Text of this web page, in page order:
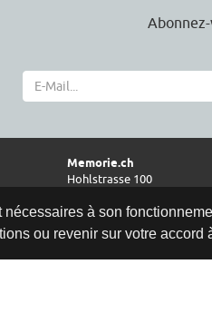
à son
ou revenir sur votre accord
Memorie.ch
Hohlstrasse 100
Téléphone
0041 44 261 42 24
Horaires d'ouverture